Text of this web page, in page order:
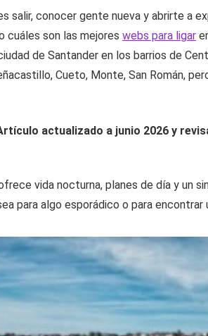
salir, conocer gente nueva y abrirte a
cuáles son las mejores webs para ligar
de Santander en los barrios de
Cueto, Monte, San Román,
actualizado a junio 2026 y
vida nocturna, planes de día y un
para algo esporádico o para encontrar